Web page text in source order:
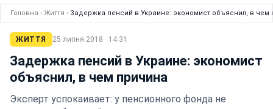
Головна › Життя › Задержка пенсий в Украине: экономист объяснил, в чем
ЖИТТЯ 25 липня 2018 · 14:31
Задержка пенсий в Украине: экономист
объяснил, в чем причина
Эксперт успокаивает: у пенсионного фонда не